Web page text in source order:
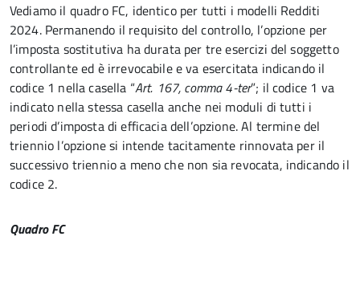
Vediamo il quadro FC, identico per tutti i modelli Redditi
2024. Permanendo il requisito del controllo, l’opzione per
l’imposta sostitutiva ha durata per tre esercizi del soggetto
controllante ed è irrevocabile e va esercitata indicando il
codice 1 nella casella “Art. 167, comma 4-ter”; il codice 1 va
indicato nella stessa casella anche nei moduli di tutti i
periodi d’imposta di efficacia dell’opzione. Al termine del
triennio l’opzione si intende tacitamente rinnovata per il
successivo triennio a meno che non sia revocata, indicando il
codice 2.
Quadro FC